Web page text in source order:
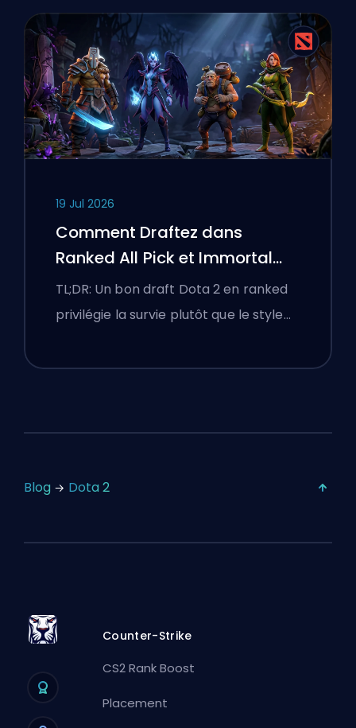
19 Jul 2026
Comment Draftez dans
Ranked All Pick et Immortal
Draft
TL;DR: Un bon draft Dota 2 en ranked
privilégie la survie plutôt que le style…
Blog Dota 2
Counter-Strike
CS2 Rank Boost
Placement